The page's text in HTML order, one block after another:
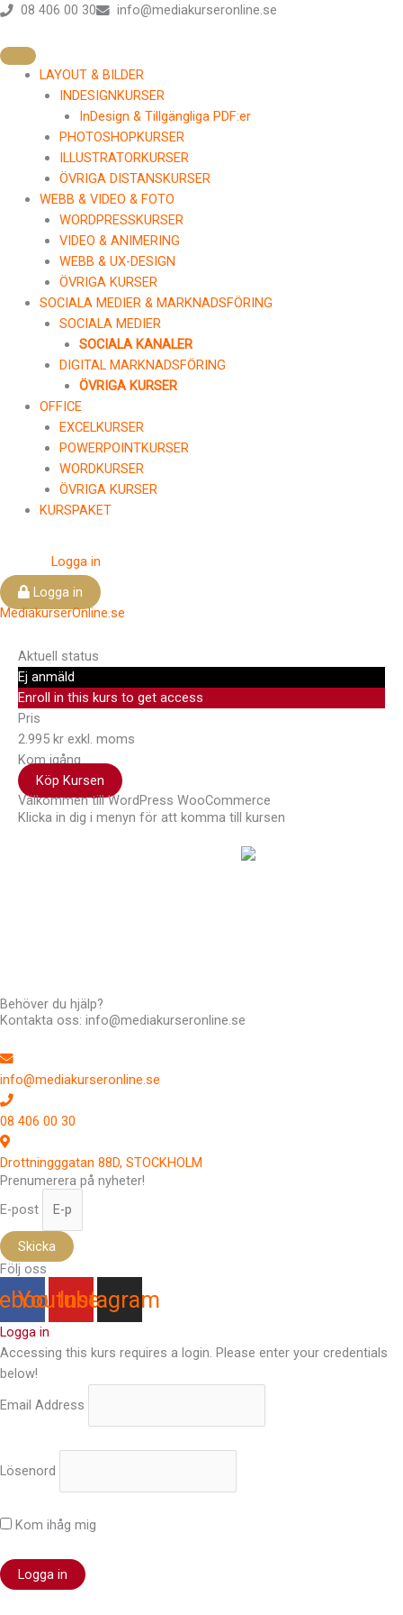
Hoppa
innehåll
08 406 00 30 info@mediakurseronline.se
LAYOUT & BILDER
INDESIGNKURSER
InDesign & Tillgängliga PDF:er
PHOTOSHOPKURSER
ILLUSTRATORKURSER
ÖVRIGA DISTANSKURSER
WEBB & VIDEO & FOTO
WORDPRESSKURSER
VIDEO & ANIMERING
WEBB & UX-DESIGN
ÖVRIGA KURSER
SOCIALA MEDIER & MARKNADSFÖRING
SOCIALA MEDIER
SOCIALA KANALER
DIGITAL MARKNADSFÖRING
ÖVRIGA KURSER
OFFICE
EXCELKURSER
POWERPOINTKURSER
WORDKURSER
ÖVRIGA KURSER
KURSPAKET
Logga in
Logga in
MediakurserOnline.se
Aktuell status
Ej anmäld
Enroll in this kurs to get access
Pris
2.995 kr exkl. moms
Kom igång
Köp Kursen
Välkommen till WordPress WooCommerce
Klicka in dig i menyn för att komma till kursen
Behöver du hjälp?
Kontakta oss: info@mediakurseronline.se
info@mediakurseronline.se
08 406 00 30
Drottningggatan 88D, STOCKHOLM
Prenumerera på nyheter!
E-post
Skicka
Följ oss
YoutubeInstagram
Logga in
Accessing this kurs requires a login. Please enter your credentials
below!
Email Address
Lösenord
Kom ihåg mig